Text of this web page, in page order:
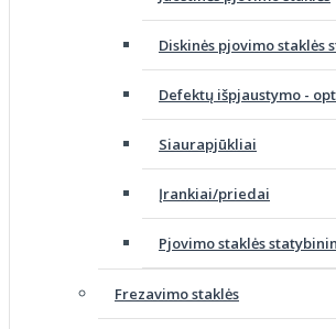
Diskinės pjovimo staklės
Defektų išpjaustymo -
Siaurapjūkliai
Įrankiai/priedai
Pjovimo staklės
Frezavimo staklės